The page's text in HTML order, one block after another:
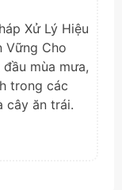
Xử Lý Hiệu
Vững Cho
mùa mưa,
trong các
cây ăn trái.